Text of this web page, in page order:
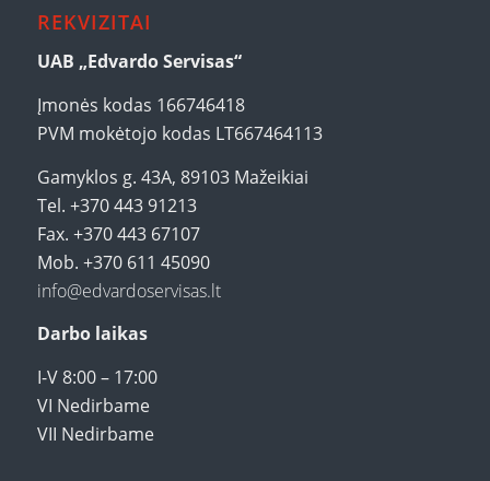
REKVIZITAI
UAB „Edvardo Servisas“
Įmonės kodas 166746418
PVM mokėtojo kodas LT667464113
Gamyklos g. 43A, 89103 Mažeikiai
Tel. +370 443 91213
Fax. +370 443 67107
Mob. +370 611 45090
info@edvardoservisas.lt
Darbo laikas
I-V 8:00 – 17:00
VI Nedirbame
VII Nedirbame